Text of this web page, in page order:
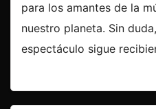
para los amantes de la
nuestro planeta. Sin
espectáculo sigue